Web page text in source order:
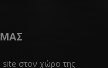
site στον χώρο της